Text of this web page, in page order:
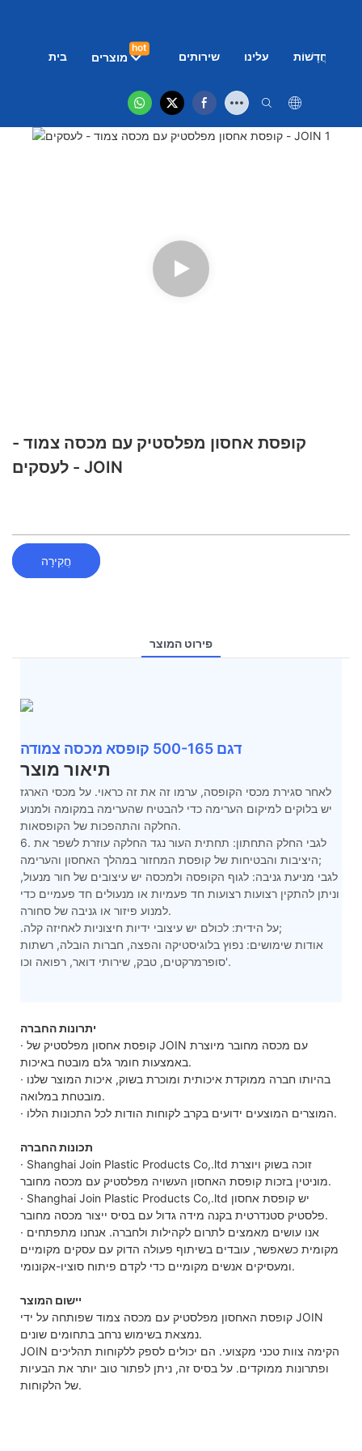
בית מוצרים
hot
שירותים עלינו חֲדָשׁוֹת
קופסת אחסון מפלסטיק עם מכסה צמוד -
לעסקים - JOIN
חֲקִירָה
פירוט המוצר
דגם 500-165 קופסא מכסה צמודה
תיאור מוצר
לאחר סגירת מכסי הקופסה, ערמו זה את זה כראוי. על מכסי הארגז
יש בלוקים למיקום הערימה כדי להבטיח שהערימה במקומה ולמנוע
החלקה והתהפכות של הקופסאות.
6. לגבי החלק התחתון: תחתית העור נגד החלקה עוזרת לשפר את
היציבות והבטיחות של קופסת המחזור במהלך האחסון והערימה;
לגבי מניעת גניבה: לגוף הקופסה ולמכסה יש עיצובים של חור מנעול,
וניתן להתקין רצועות רצועות חד פעמיות או מנעולים חד פעמיים כדי
למנוע פיזור או גניבה של סחורה.
.על הידית: לכולם יש עיצובי ידיות חיצוניות לאחיזה קלה;
אודות שימושים: נפוץ בלוגיסטיקה והפצה, חברות הובלה, רשתות
סופרמרקטים, טבק, שירותי דואר, רפואה וכו'.
יתרונות החברה
· קופסת אחסון מפלסטיק של JOIN עם מכסה מחובר מיוצרת
באמצעות חומר גלם מובטח באיכות.
· בהיותו חברה ממוקדת איכותית ומוכרת בשוק, איכות המוצר שלנו
מובטחת במלואה.
· המוצרים המוצעים ידועים בקרב לקוחות הודות לכל התכונות הללו.
תכונות החברה
· Shanghai Join Plastic Products Co,.ltd זוכה בשוק ויוצרת
מוניטין בזכות קופסת האחסון העשויה מפלסטיק עם מכסה מחובר.
· Shanghai Join Plastic Products Co,.ltd יש קופסת אחסון
פלסטיק סטנדרטית בקנה מידה גדול עם בסיס ייצור מכסה מחובר.
· אנו עושים מאמצים לתרום לקהילות ולחברה. אנחנו מתפתחים
מקומית כשאפשר, עובדים בשיתוף פעולה הדוק עם עסקים מקומיים
ומעסיקים אנשים מקומיים כדי לקדם פיתוח סוציו-אקונומי.
יישום המוצר
קופסת האחסון מפלסטיק עם מכסה צמוד שפותחה על ידי JOIN
נמצאת בשימוש נרחב בתחומים שונים.
JOIN הקימה צוות טכני מקצועי. הם יכולים לספק ללקוחות תהליכים
ופתרונות ממוקדים. על בסיס זה, ניתן לפתור טוב יותר את הבעיות
של הלקוחות.